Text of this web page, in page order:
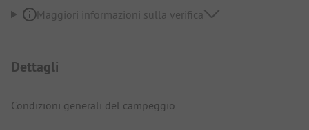
Maggiori informazioni sulla verifica
Dettagli
Condizioni generali del campeggio